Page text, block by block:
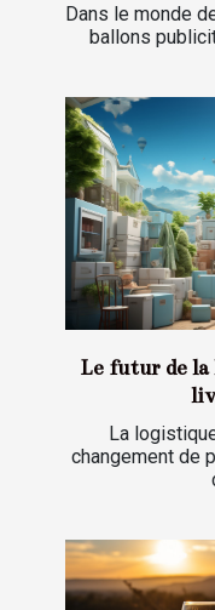
Dans le monde
ballons
Le futur de
La
changement de